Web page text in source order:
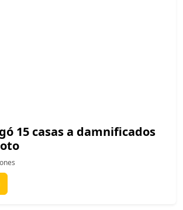
15 casas a damnificados